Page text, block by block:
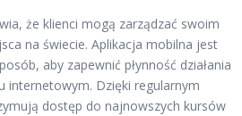
że klienci mogą zarządzać swoim
na świecie. Aplikacja mobilna jest
aby zapewnić płynność działania
internetowym. Dzięki regularnym
dostęp do najnowszych kursów